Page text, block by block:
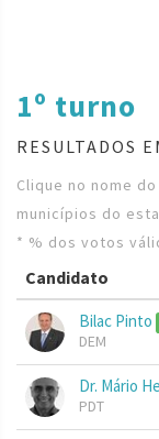
1º turno
RESULTADOS
Clique no nome
municípios do
* % dos votos
Candidato
Bilac Pinto
DEM
Dr. Mário
PDT